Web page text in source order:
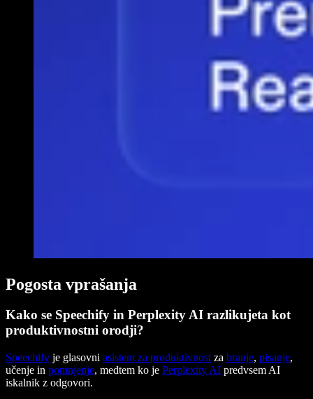
Pogosta vprašanja
Kako se Speechify in Perplexity AI razlikujeta kot
produktivnostni orodji?
Speechify je glasovni asistent za produktivnost za branje, pisanje,
učenje in pomnjenje, medtem ko je Perplexity AI predvsem AI
iskalnik z odgovori.